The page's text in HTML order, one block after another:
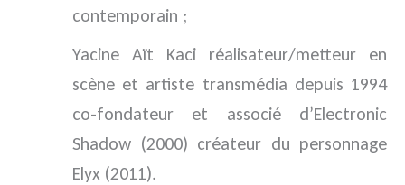
contemporain ;
Yacine Aït Kaci réalisateur/metteur en
scène et artiste transmédia depuis 1994
co-fondateur et associé d’Electronic
Shadow (2000) créateur du personnage
Elyx (2011).